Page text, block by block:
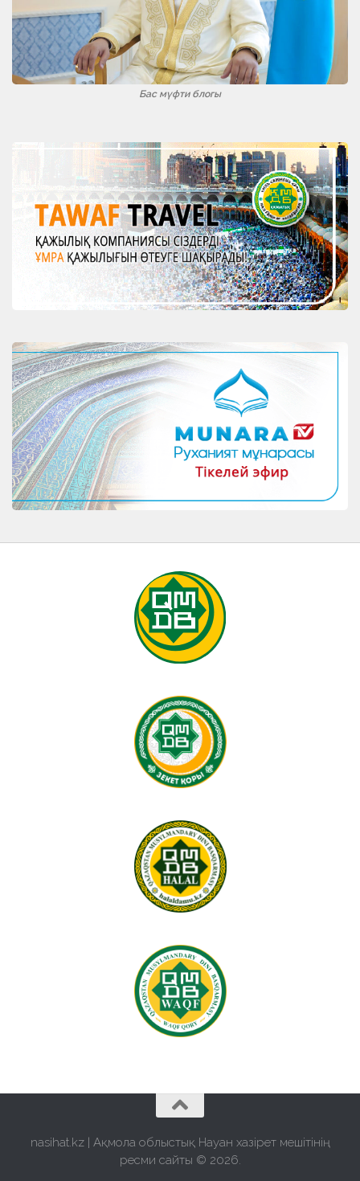
Бас мүфти блогы
nasihat.kz | Ақмола облыстық Науан хазірет мешітінің
ресми сайты © 2026.